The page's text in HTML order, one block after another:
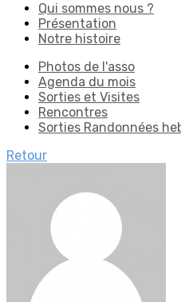
Qui sommes nous ?
Présentation
Notre histoire
Photos de l'asso
Agenda du mois
Sorties et Visites
Rencontres
Sorties Randonnées
Retour